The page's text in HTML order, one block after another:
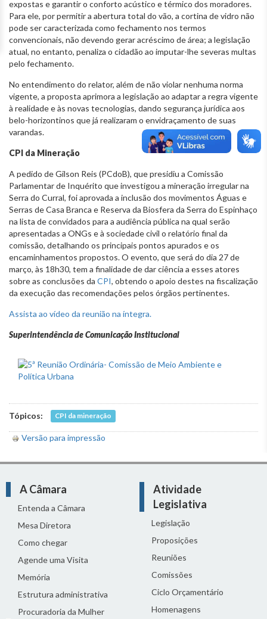
expostas e garantir o conforto acústico e térmico dos moradores.
Para ele, por permitir a abertura total do vão, a cortina de vidro não
pode ser caracterizada como fechamento nos termos
convencionais, não devendo gerar acréscimo de área; a legislação
atual, no entanto, penaliza o cidadão ao imputar-lhe severas multas
pelo fechamento.
No entendimento do relator, além de não violar nenhuma norma
vigente, a proposta aprimora a legislação ao adaptar a regra vigente
à realidade e às novas tecnologias, dando segurança jurídica aos
belo-horizontinos que já realizaram o envidraçamento de suas
varandas.
CPI da Mineração
A pedido de Gilson Reis (PCdoB), que presidiu a Comissão
Parlamentar de Inquérito que investigou a mineração irregular na
Serra do Curral, foi aprovada a inclusão dos movimentos Águas e
Serras de Casa Branca e Reserva da Biosfera da Serra do Espinhaço
na lista de convidados para a audiência pública na qual serão
apresentadas a ONGs e à sociedade civil o relatório final da
comissão, detalhando os principais pontos apurados e os
encaminhamentos propostos. O evento, que será do dia 27 de
março, às 18h30, tem a finalidade de dar ciência a esses atores
sobre as conclusões da CPI, obtendo o apoio destes na fiscalização
da execução das recomendações pelos órgãos pertinentes.
Assista ao vídeo da reunião na íntegra.
Superintendência de Comunicação Institucional
Tópicos: CPI da mineração
Versão para impressão
A Câmara
Entenda a Câmara
Mesa Diretora
Como chegar
Agende uma Visita
Memória
Estrutura administrativa
Procuradoria da Mulher
Atividade
Legislativa
Legislação
Proposições
Reuniões
Comissões
Ciclo Orçamentário
Homenagens